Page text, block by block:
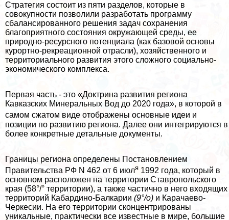
Стратегия состоит из пяти разделов, которые в
совокупности позволили разработать программу
сбалансированного решения задач сохранения
благоприятного состояния окружающей среды, ее
природно-ресурсного потенциала (как базовой основы
курортно-рекреационной отрасли), хозяйственного и
территориального развития этого сложного социально-
экономического комплекса.
Первая часть - это «Доктрина развития региона
Кавказских Минеральных Вод до 2020 года», в которой в
самом сжатом виде отображены основные идеи и
позиции по развитию региона. Далее они интегрируются в
более конкретные детальные документы.
Границы региона определены Постановлением
Правительства РФ N 462 от 6 июля 1992 года, который в
основном расположен на территории Ставропольского
края (58°/° территории), а также частично в него входящих
территорий Кабардино-Балкарии (9°/о) и Карачаево-
Черкесии. На его территории сконцентрированы
уникальные, пpaктически все известные в мире, большие